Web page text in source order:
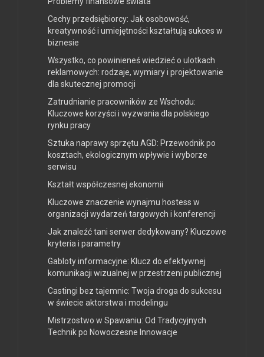
Cechy przedsiębiorcy: Jak osobowość,
kreatywność i umiejętności kształtują sukces w
biznesie
Wszystko, co powinieneś wiedzieć o ulotkach
reklamowych: rodzaje, wymiary i projektowanie
dla skutecznej promocji
Zatrudnianie pracowników ze Wschodu:
Kluczowe korzyści i wyzwania dla polskiego
rynku pracy
Sztuka naprawy sprzętu AGD: Przewodnik po
kosztach, ekologicznym wpływie i wyborze
serwisu
Kształt współczesnej ekonomii
Kluczowe znaczenie wynajmu hostess w
organizacji wydarzeń targowych i konferencji
Jak znaleźć tani serwer dedykowany? Kluczowe
kryteria i parametry
Gabloty informacyjne: Klucz do efektywnej
komunikacji wizualnej w przestrzeni publicznej
Castingi bez tajemnic: Twoja droga do sukcesu
w świecie aktorstwa i modelingu
Mistrzostwo w Spawaniu: Od Tradycyjnych
Technik po Nowoczesne Innowacje